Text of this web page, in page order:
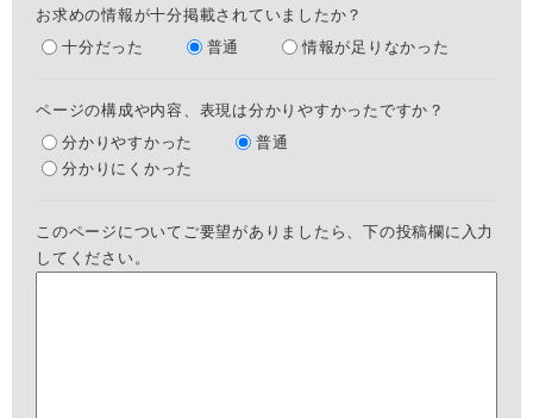
お求めの情報が十分掲載されていましたか？
十分だった
普通 情報が足りなかった
ページの構成や内容、表現は分かりやすかったですか？
分かりやすかった
普通
分かりにくかった
このページについてご要望がありましたら、下の投稿欄に入力
してください。